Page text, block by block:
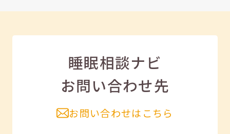
睡眠相談ナビ
お問い合わせ先
お問い合わせはこちら